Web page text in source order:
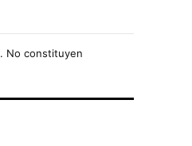
No constituyen